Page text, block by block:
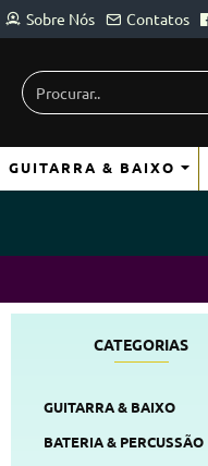
Sobre Nós Contatos
Procurar..
GUITARRA & BAIXO
CATEGORIAS
GUITARRA & BAIXO
BATERIA & PERCUSSÃO